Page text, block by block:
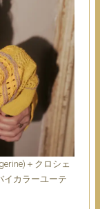
＋クロシェ
イカラーユーテ